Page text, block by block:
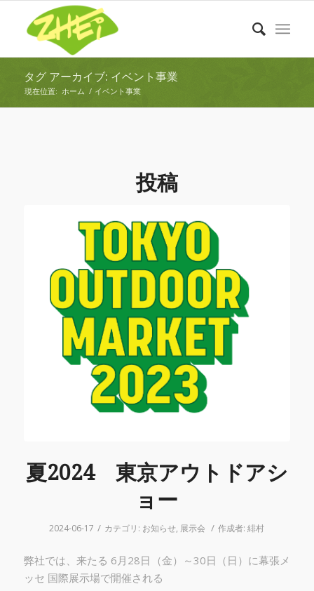
タグ アーカイブ: イベント事業
現在位置: ホーム / イベント事業
投稿
夏2024 東京アウトドアシ
ョー
2024-06-17 / カテゴリ: お知らせ, 展示会 / 作成者:緋村
弊社では、来たる 6月28日（金）～30日（日）に幕張メ
ッセ 国際展示場で開催される